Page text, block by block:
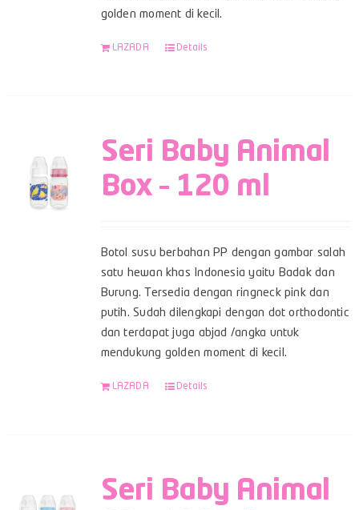
golden moment di kecil.
LAZADA Details
Seri Baby Animal
Box – 120 ml
Botol susu berbahan PP dengan gambar salah
satu hewan khas Indonesia yaitu Badak dan
Burung. Tersedia dengan ringneck pink dan
putih. Sudah dilengkapi dengan dot orthodontic
dan terdapat juga abjad /angka untuk
mendukung golden moment di kecil.
LAZADA Details
Seri Baby Animal